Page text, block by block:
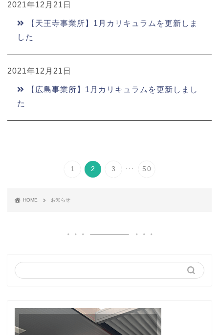
2021年12月21日
【天王寺事業所】1月カリキュラムを更新しま
した
2021年12月21日
【広島事業所】1月カリキュラムを更新しまし
た
1 2 3 ... 50
HOME お知らせ